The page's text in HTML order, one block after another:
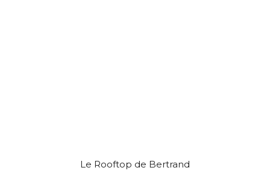
Le Rooftop de Bertrand